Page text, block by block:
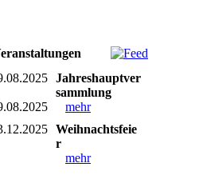
Jahreshauptver
sammlung
mehr
Weihnachtsfeie
r
mehr